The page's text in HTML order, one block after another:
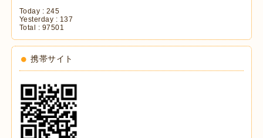
Today : 245
Yesterday : 137
Total : 97501
携帯サイト